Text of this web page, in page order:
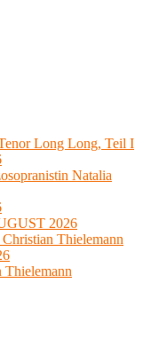
Long Long, Teil I
Natalia
2026
Thielemann
Thielemann